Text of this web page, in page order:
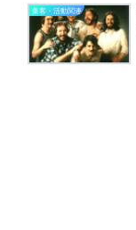
集客・活動関連